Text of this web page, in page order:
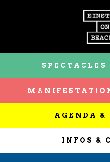
SPECTACLES
AGENDA &
INFOS &